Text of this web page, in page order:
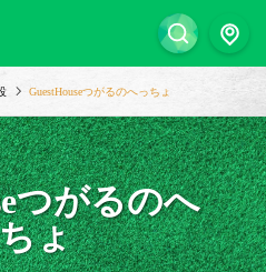
GuestHouseつがるのへっちょ
つがるのへ
ょ